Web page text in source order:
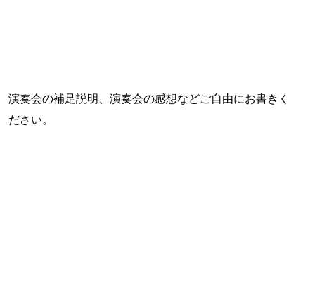
演奏会の補足説明、演奏会の感想などご自由にお書きく
ださい。